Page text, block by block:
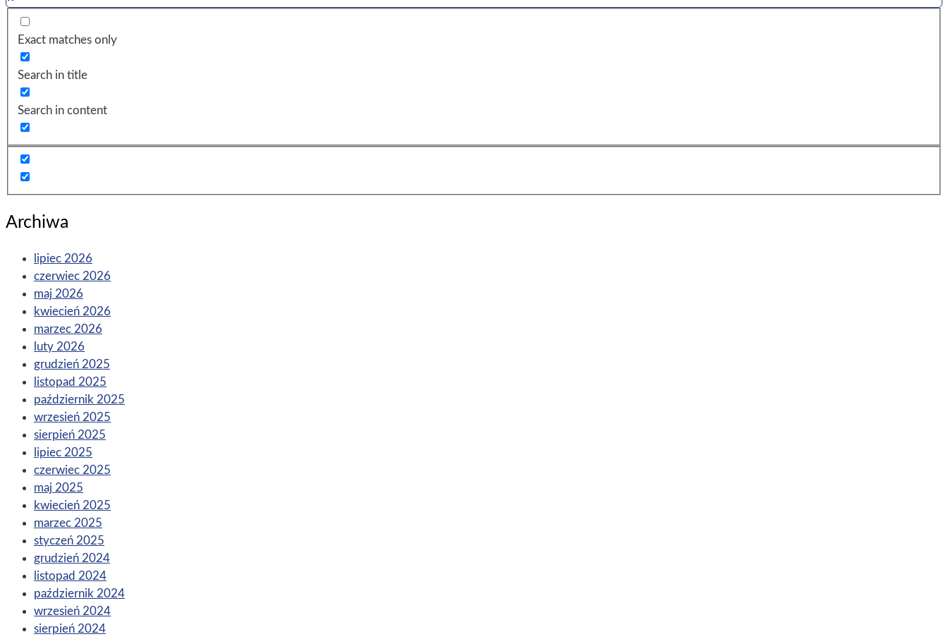
Exact matches only
Search in title
Search in content
Archiwa
lipiec 2026
czerwiec 2026
maj 2026
kwiecień 2026
marzec 2026
luty 2026
grudzień 2025
listopad 2025
październik 2025
wrzesień 2025
sierpień 2025
lipiec 2025
czerwiec 2025
maj 2025
kwiecień 2025
marzec 2025
styczeń 2025
grudzień 2024
listopad 2024
październik 2024
wrzesień 2024
sierpień 2024